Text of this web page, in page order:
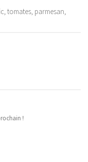
tomates, parmesan,
!